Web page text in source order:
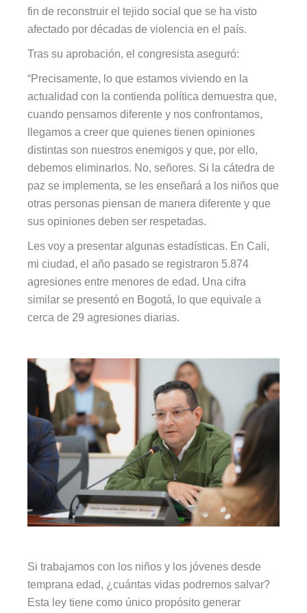
fin de reconstruir el tejido social que se ha visto
afectado por décadas de violencia en el país.
Tras su aprobación, el congresista aseguró:
“Precisamente, lo que estamos viviendo en la
actualidad con la contienda política demuestra que,
cuando pensamos diferente y nos confrontamos,
llegamos a creer que quienes tienen opiniones
distintas son nuestros enemigos y que, por ello,
debemos eliminarlos. No, señores. Si la cátedra de
paz se implementa, se les enseñará a los niños que
otras personas piensan de manera diferente y que
sus opiniones deben ser respetadas.
Les voy a presentar algunas estadísticas. En Cali,
mi ciudad, el año pasado se registraron 5.874
agresiones entre menores de edad. Una cifra
similar se presentó en Bogotá, lo que equivale a
cerca de 29 agresiones diarias.
Si trabajamos con los niños y los jóvenes desde
temprana edad, ¿cuántas vidas podremos salvar?
Esta ley tiene como único propósito generar